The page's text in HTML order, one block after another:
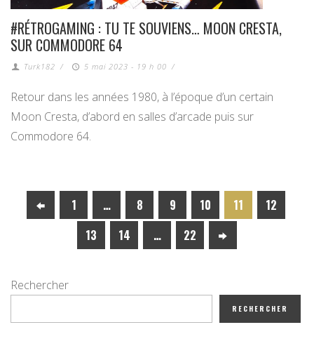
#RÉTROGAMING : TU TE SOUVIENS… MOON CRESTA,
SUR COMMODORE 64
Turk182 / 5 mai 2023 - 19 h 00 /
Retour dans les années 1980, à l’époque d’un certain
Moon Cresta, d’abord en salles d’arcade puis sur
Commodore 64.
1 … 8 9 10 11
12
13
14 … 22
Rechercher
RECHERCHER